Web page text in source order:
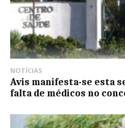
NOTÍCIAS
Avis manifesta-se esta
falta de médicos no